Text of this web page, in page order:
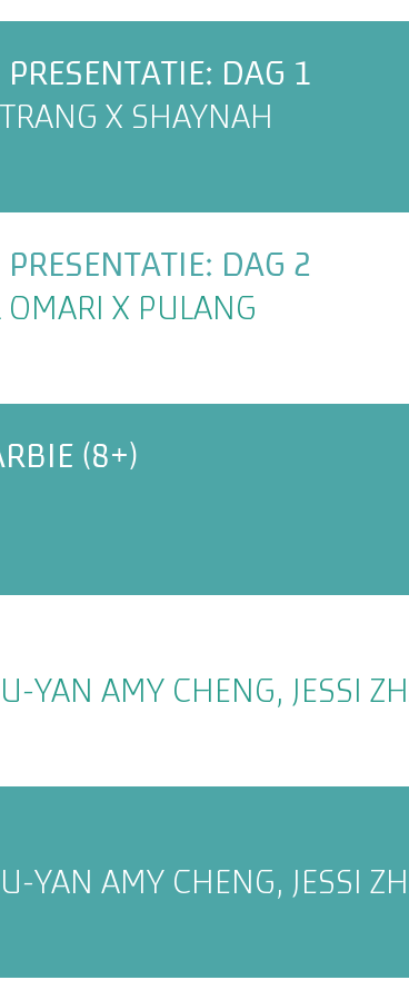
DAG 1
X SHAYNAH
DAG 2
X PULANG
(8+)
YAN AMY CHENG, JESSI
YAN AMY CHENG, JESSI